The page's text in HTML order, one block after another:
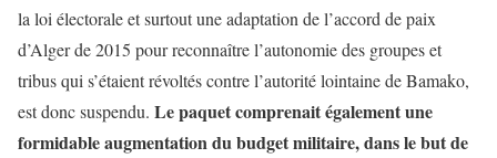
la loi électorale et surtout une adaptation de l’accord de paix
d’Alger de 2015 pour reconnaître l’autonomie des groupes et
tribus qui s’étaient révoltés contre l’autorité lointaine de Bamako,
est donc suspendu. Le paquet comprenait également une
formidable augmentation du budget militaire, dans le but de